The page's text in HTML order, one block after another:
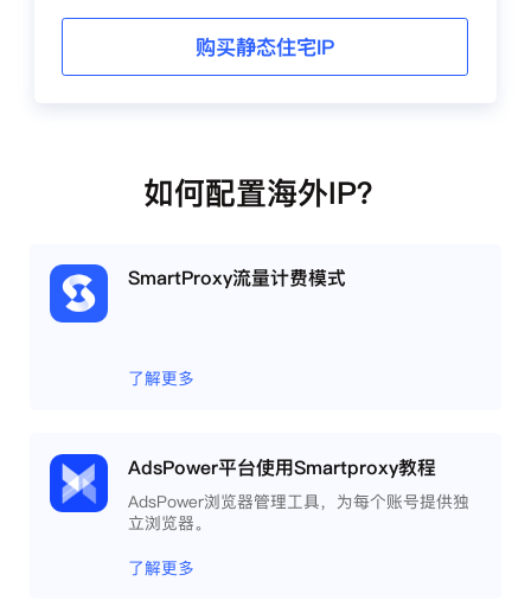
购买静态住宅IP
如何配置海外IP？
SmartProxy流量计费模式
了解更多
AdsPower平台使用Smartproxy教程
AdsPower浏览器管理工具，为每个账号提供独
立浏览器。
了解更多